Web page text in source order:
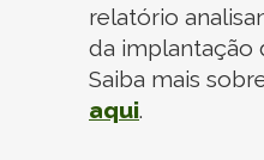
relatório
da implantação
Saiba mais
aqui.